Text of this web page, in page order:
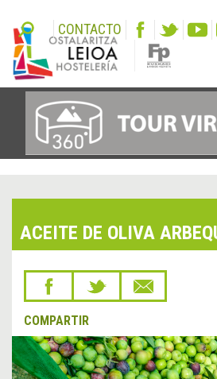
CONTACTO
ACEITE DE OLIVA
COMPARTIR